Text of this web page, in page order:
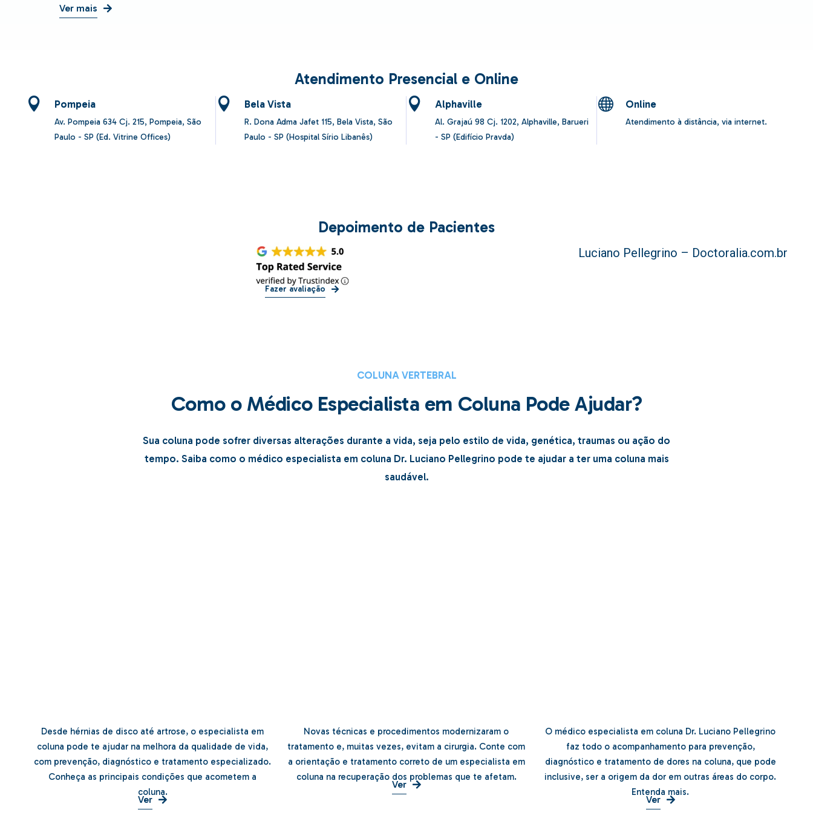
Ver mais
Atendimento Presencial e Online
Pompeia
Av. Pompeia 634 Cj. 215, Pompeia, São
Paulo - SP (Ed. Vitrine Offices)
Bela Vista
R. Dona Adma Jafet 115, Bela Vista, São
Paulo - SP (Hospital Sírio Libanês)
Alphaville
Al. Grajaú 98 Cj. 1202, Alphaville, Barueri
- SP (Edifício Pravda)
Online
Atendimento à distância, via internet.
Depoimento de Pacientes
Fazer avaliação
Luciano Pellegrino – Doctoralia.com.br
COLUNA VERTEBRAL
Como o Médico Especialista em Coluna Pode Ajudar?
Sua coluna pode sofrer diversas alterações durante a vida, seja pelo estilo de vida, genética, traumas ou ação do
tempo. Saiba como o médico especialista em coluna Dr. Luciano Pellegrino pode te ajudar a ter uma coluna mais
saudável.
Problemas na Coluna
Desde hérnias de disco até artrose, o especialista em
coluna pode te ajudar na melhora da qualidade de vida,
com prevenção, diagnóstico e tratamento especializado.
Conheça as principais condições que acometem a
coluna.
Ver
Tratamentos para Coluna
Novas técnicas e procedimentos modernizaram o
tratamento e, muitas vezes, evitam a cirurgia. Conte com
a orientação e tratamento correto de um especialista em
coluna na recuperação dos problemas que te afetam.
Ver
Dores na Coluna
O médico especialista em coluna Dr. Luciano Pellegrino
faz todo o acompanhamento para prevenção,
diagnóstico e tratamento de dores na coluna, que pode
inclusive, ser a origem da dor em outras áreas do corpo.
Entenda mais.
Ver